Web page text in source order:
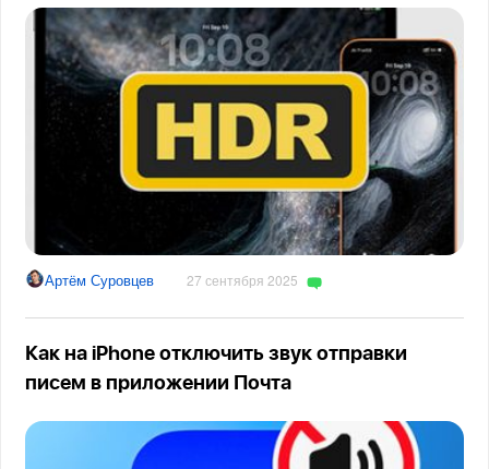
Артём Суровцев 27 сентября 2025
Как на iPhone отключить звук отправки
писем в приложении Почта